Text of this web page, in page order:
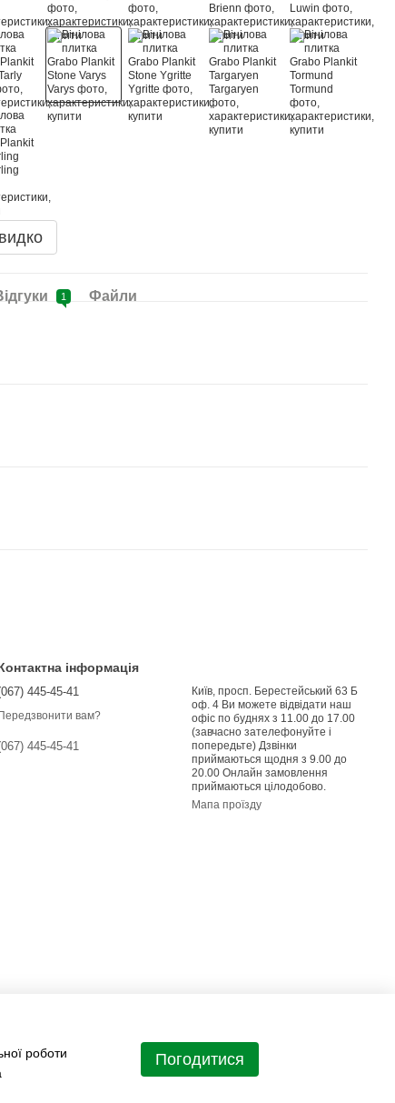
1
Файли
інформація
445-45-41
Передзвонити вам?
445-45-41
Київ, просп. Берестейський 63 Б
оф. 4 Ви можете відвідати наш
офіс по буднях з 11.00 до 17.00
(завчасно зателефонуйте і
попередьте) Дзвінки
приймаються щодня з 9.00 до
20.00 Онлайн замовлення
приймаються цілодобово.
Мапа проїзду
роботи
Погодитися